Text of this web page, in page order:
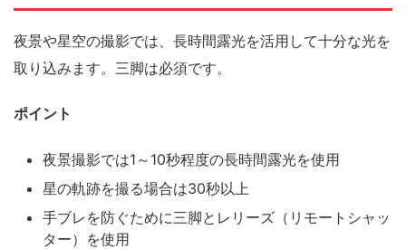
夜景や星空の撮影では、長時間露光を活用して十分な光を
取り込みます。三脚は必須です。
ポイント
夜景撮影では1～10秒程度の長時間露光を使用
星の軌跡を撮る場合は30秒以上
手ブレを防ぐために三脚とレリーズ（リモートシャッ
ター）を使用